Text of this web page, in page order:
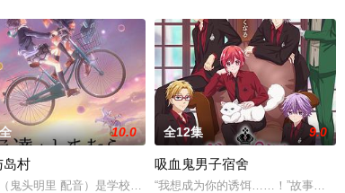
魔者也随之出现，被称为“猎人”。程肖宇是一名实力最弱的
去了记忆。之后，裕太与旧电脑里显现出来的“Hyper Agent·古
10.0
岛村
鬼头明里 配音）是学校里公认的不良少女，常常逃课偷懒。这
全12集 9.0
吸血鬼男子宿舍
“我想成为你的诱饵……！”故事关于